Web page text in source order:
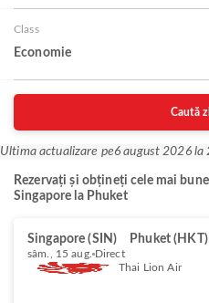
Class
Economie
Caută
Ultima actualizare pe6 august 2026
Rezervați și obțineți cele mai
Singapore la Phuket
Singapore (SIN) Phuket (HKT)
sâm., 15 aug. Direct
Thai Lion Air